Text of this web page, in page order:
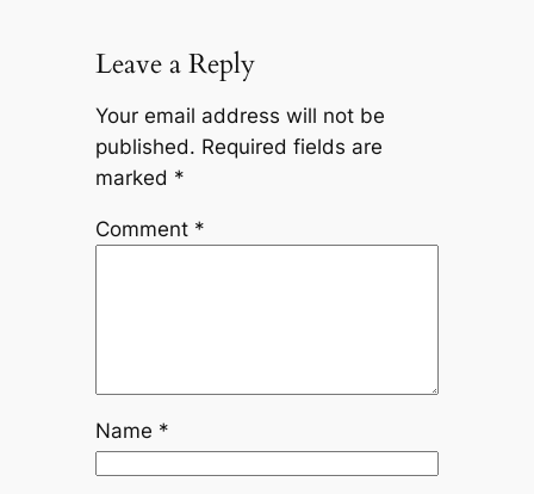
Leave a Reply
Your email address will not be
published. Required fields are
marked *
Comment *
Name *